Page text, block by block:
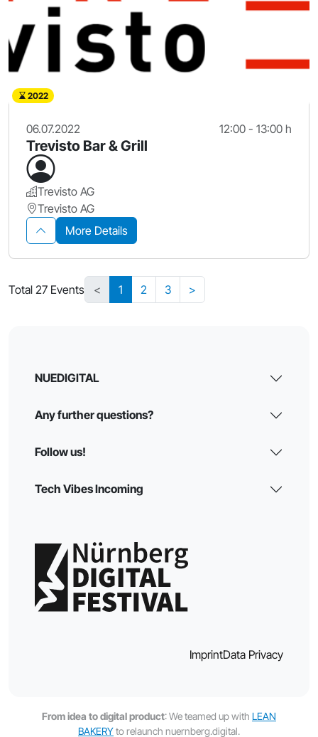
2022
06.07.2022 12:00 - 13:00 h
Trevisto Bar & Grill
Trevisto AG
Trevisto AG
More Details
Total 27 Events < 1 2 3 >
NUEDIGITAL
Any further questions?
Follow us!
Tech Vibes Incoming
ImprintData Privacy
From idea to digital product: We teamed up with LEAN
BAKERYto relaunch nuernberg.digital.